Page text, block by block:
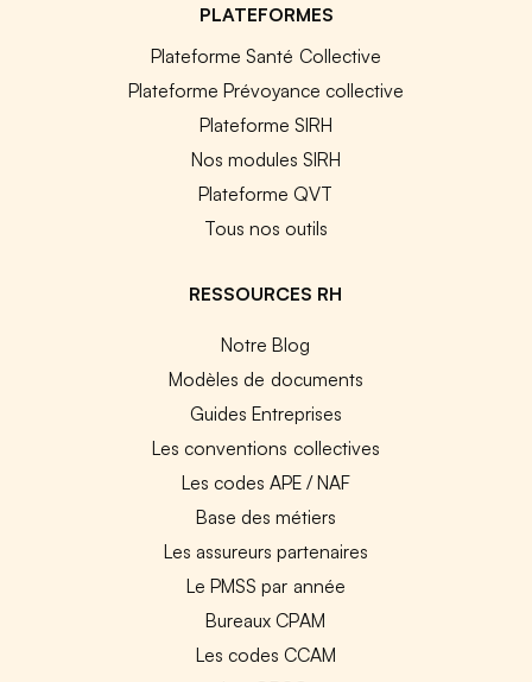
PLATEFORMES
Plateforme Santé Collective
Plateforme Prévoyance collective
Plateforme SIRH
Nos modules SIRH
Plateforme QVT
Tous nos outils
RESSOURCES RH
Notre Blog
Modèles de documents
Guides Entreprises
Les conventions collectives
Les codes APE / NAF
Base des métiers
Les assureurs partenaires
Le PMSS par année
Bureaux CPAM
Les codes CCAM